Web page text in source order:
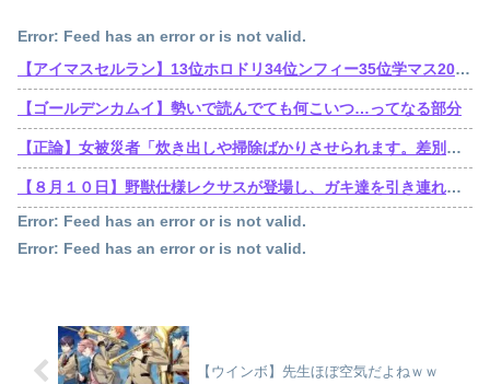
Error: Feed has an error or is not valid.
【アイマスセルラン】13位ホロドリ34位ンフィー35位学マス203位シャニソン403位アズールレーン404位ミリシタ517位デレステ
【ゴールデンカムイ】勢いで読んでても何こいつ…ってなる部分
【正論】女被災者「炊き出しや掃除ばかりさせられます。差別ですよね？」
【８月１０日】野獣仕様レクサスが登場し、ガキ達を引き連れてハーメルンの笛吹き状態となる （※動画あり）
Error: Feed has an error or is not valid.
Error: Feed has an error or is not valid.
【ウインボ】先生ほぼ空気だよねｗｗ